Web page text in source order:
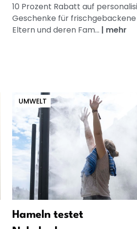
10 Prozent Rabatt auf
Geschenke für frischgebackene
Eltern und deren Fam... | mehr
UMWELT
Hameln testet